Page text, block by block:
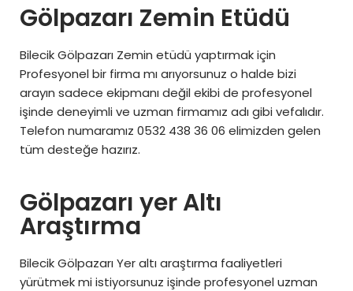
Gölpazarı Zemin Etüdü
Bilecik Gölpazarı Zemin etüdü yaptırmak için
Profesyonel bir firma mı arıyorsunuz o halde bizi
arayın sadece ekipmanı değil ekibi de profesyonel
işinde deneyimli ve uzman firmamız adı gibi vefalıdır.
Telefon numaramız 0532 438 36 06 elimizden gelen
tüm desteğe hazırız.
Gölpazarı yer Altı
Araştırma
Bilecik Gölpazarı Yer altı araştırma faaliyetleri
yürütmek mi istiyorsunuz işinde profesyonel uzman